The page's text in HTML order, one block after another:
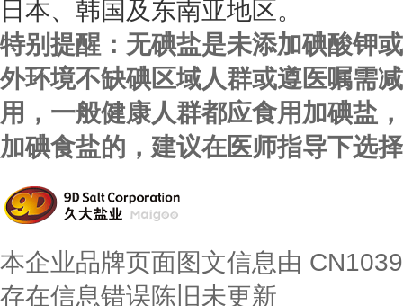
日本、韩国及东南亚地区。
特别提醒：无碘盐是未添加碘酸钾
外环境不缺碘区域人群或遵医嘱需
用，一般健康人群都应食用加碘盐
加碘食盐的，建议在医师指导下选
本企业品牌页面图文信息由
存在信息错误陈旧未更新